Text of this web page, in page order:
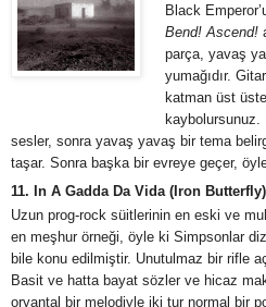
Black
Bend! Ascend!
parça, yavaş
yumağıdır.
katman üst
sesler, sonra yavaş yavaş bir tema
taşar. Sonra başka bir evreye geçer,
11. In A Gadda Da Vida (Iron Butterfly)
Uzun prog-rock süitlerinin en eski ve
en meşhur örneği, öyle ki Simpsonlar
bile konu edilmiştir. Unutulmaz bir rifle
Basit ve hatta bayat sözler ve hicaz
oryantal bir melodiyle iki tur normal bir